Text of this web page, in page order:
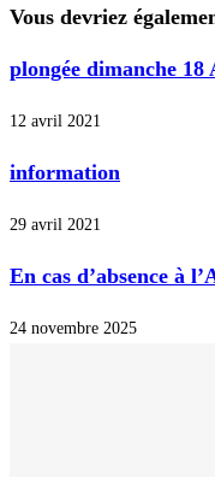
Vous devriez
plongée dimanche 18
12 avril 2021
information
29 avril 2021
En cas d’absence à
24 novembre 2025